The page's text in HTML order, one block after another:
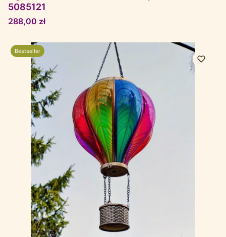
5085121
Cena
288,00 zł
Bestseller